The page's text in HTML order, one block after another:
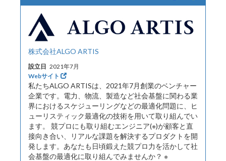
株式会社ALGO ARTIS
設立日 2021年7月
Webサイト
私たちALGO ARTISは、2021年7月創業のベンチャー
企業です。電力、物流、製造など社会基盤に関わる業
界におけるスケジューリングなどの最適化問題に、ヒ
ューリスティック最適化の技術を用いて取り組んでい
ます。 競プロにも取り組むエンジニア(※)が顧客と直
接向き合い、リアルな課題を解決するプロダクトを開
発します。あなたも日頃鍛えた競プロ力を活かして社
会基盤の最適化に取り組んでみませんか？ ※